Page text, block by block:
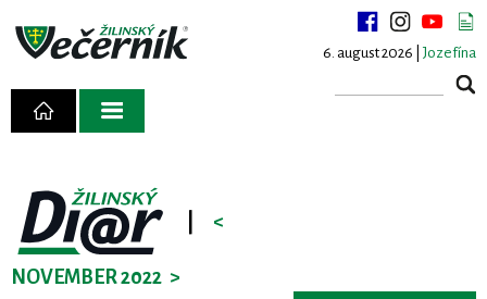
6. august 2026 | Jozefína
<
NOVEMBER 2022 >